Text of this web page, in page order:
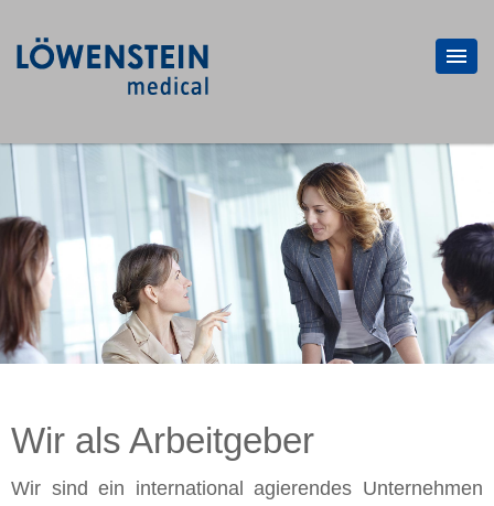
Wir als Arbeitgeber
Wir sind ein in­ter­na­tio­nal agie­ren­des Un­ter­neh­men